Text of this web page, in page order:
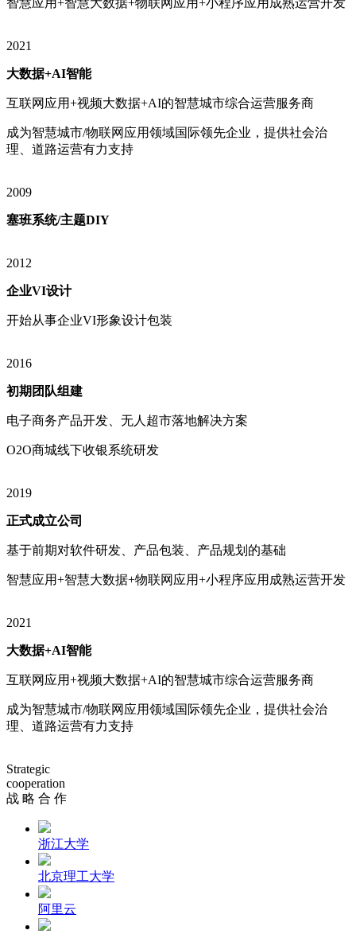
智慧应用+智慧大数据+物联网应用+小程序应用成熟运营开发
2021
大数据+AI智能
互联网应用+视频大数据+AI的智慧城市综合运营服务商
成为智慧城市/物联网应用领域国际领先企业，提供社会治
理、道路运营有力支持
2009
塞班系统/主题DIY
2012
企业VI设计
开始从事企业VI形象设计包装
2016
初期团队组建
电子商务产品开发、无人超市落地解决方案
O2O商城线下收银系统研发
2019
正式成立公司
基于前期对软件研发、产品包装、产品规划的基础
智慧应用+智慧大数据+物联网应用+小程序应用成熟运营开发
2021
大数据+AI智能
互联网应用+视频大数据+AI的智慧城市综合运营服务商
成为智慧城市/物联网应用领域国际领先企业，提供社会治
理、道路运营有力支持
Strategic
cooperation
战 略 合 作
浙江大学
北京理工大学
阿里云